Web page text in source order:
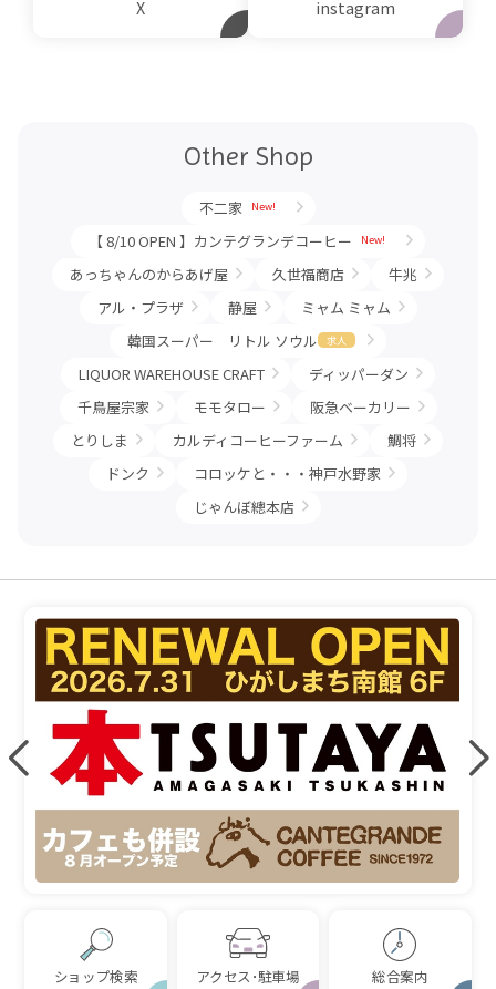
Other Shop
不二家 New!
【 8/10 OPEN 】カンテグランデコーヒー New!
あっちゃんのからあげ屋 久世福商店
牛兆
アル・プラザ
静屋
ミャム ミャム
韓国スーパー リトル ソウル
求人
LIQUOR WAREHOUSE CRAFT
ディッパーダン
千鳥屋宗家
モモタロー
阪急ベーカリー
とりしま
カルディコーヒーファーム
鯛将
ドンク
コロッケと・・・神戸水野家
じゃんぼ總本店
ショップ検索 アクセス･駐車場 総合案内